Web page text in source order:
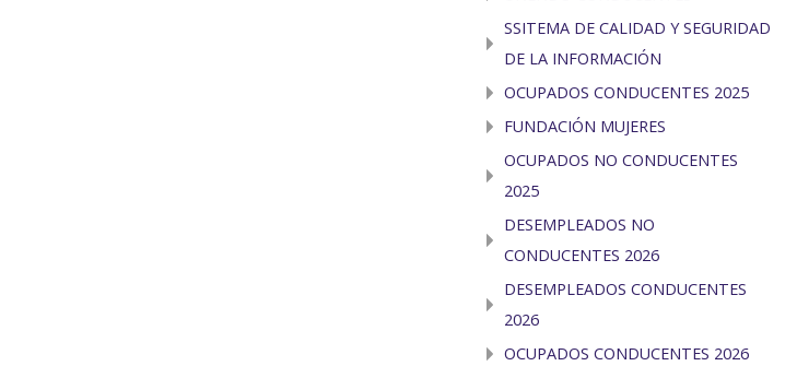
SSITEMA DE CALIDAD Y SEGURIDAD
DE LA INFORMACIÓN
OCUPADOS CONDUCENTES 2025
FUNDACIÓN MUJERES
OCUPADOS NO CONDUCENTES
2025
DESEMPLEADOS NO
CONDUCENTES 2026
DESEMPLEADOS CONDUCENTES
2026
OCUPADOS CONDUCENTES 2026